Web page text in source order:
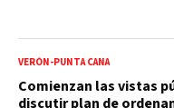
VERÓN-PUNTA CANA
Comienzan las vistas
discutir plan de